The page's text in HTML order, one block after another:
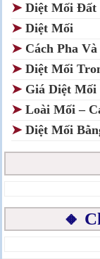
➤ Diệt Mối Đất
➤ Diệt Mối
➤ Cách Pha
➤ Diệt Mối
➤ Giá Diệt Mối
➤ Loài Mối –
➤ Diệt Mối
🔸